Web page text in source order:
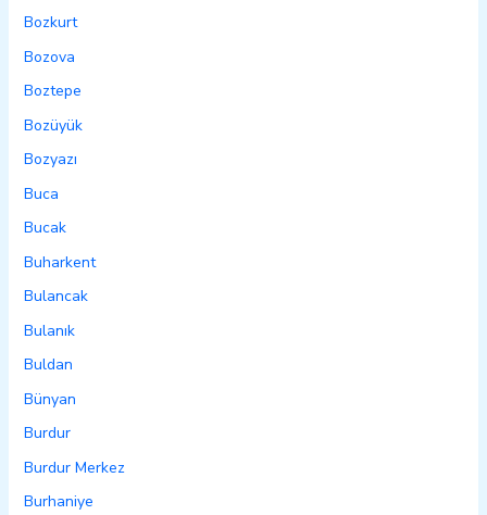
Bozkurt
Bozova
Boztepe
Bozüyük
Bozyazı
Buca
Bucak
Buharkent
Bulancak
Bulanık
Buldan
Bünyan
Burdur
Burdur Merkez
Burhaniye